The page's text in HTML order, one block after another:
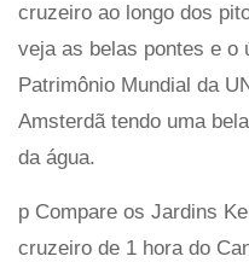
cruzeiro ao longo dos
veja as belas pontes e o
Patrimônio Mundial da
Amsterdã tendo uma
da água.
p Compare os Jardins
cruzeiro de 1 hora do